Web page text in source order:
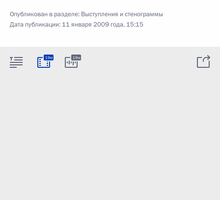
Опубликован в разделе: Выступления и стенограммы
Дата публикации: 11 января 2009 года, 15:15
19м 19м